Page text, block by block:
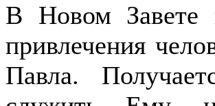
В Новом Завете
привлечения
Павла.